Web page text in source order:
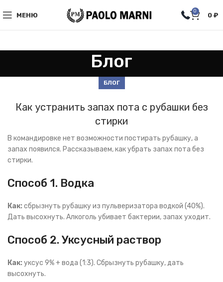
МЕНЮ
0
0 ₽
Блог
БЛОГ
Как устранить запах пота с рубашки без
стирки
В командировке нет возможности постирать рубашку, а
запах появился. Рассказываем, как убрать запах пота без
стирки.
Способ 1. Водка
Как: сбрызнуть рубашку из пульверизатора водкой (40%).
Дать высохнуть. Алкоголь убивает бактерии, запах уходит.
Способ 2. Уксусный раствор
Как: уксус 9% + вода (1:3). Сбрызнуть рубашку, дать
высохнуть.